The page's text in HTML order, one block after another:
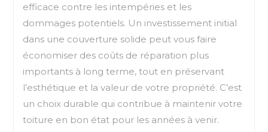
efficace contre les intempéries et les
dommages potentiels. Un investissement initial
dans une couverture solide peut vous faire
économiser des coûts de réparation plus
importants à long terme, tout en préservant
l’esthétique et la valeur de votre propriété. C’est
un choix durable qui contribue à maintenir votre
toiture en bon état pour les années à venir.